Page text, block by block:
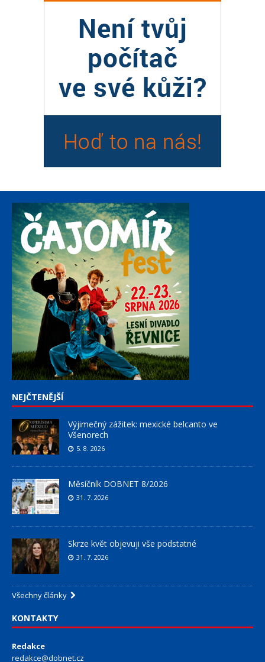
NEJČTENĚJŠÍ
Výjimečný zážitek: mexické belcanto ve
Všenorech
5. 8. 2026
Měsíčník DOBNET 8/2026
31. 7. 2026
Skrze květ objevuji vše podstatné
31. 7. 2026
Všechny články
KONTAKTY
Redakce
redakce@dobnet.cz